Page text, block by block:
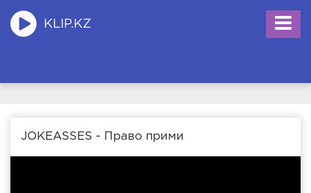
KLIP.KZ
JOKEASSES - Право прими